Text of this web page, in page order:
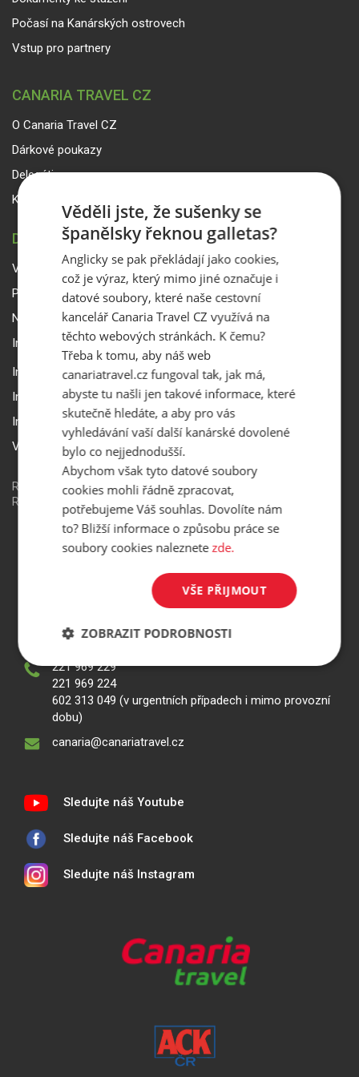
Prostor pro Vaše přání a
dotazy
Počasí na Kanárských ostrovech
Vstup pro partnery
CANARIA TRAVEL CZ
O Canaria Travel CZ
Dárkové poukazy
Delegáti
Kontakty
DŮLEŽITÉ INFORMACE
Všeobecné smluvní podmínky a reklamační řád
Přepravní podmínky Smartwings
Nastavení a ochrana soukromí
Informace k rezervaci zájezdu
Informace k pojištění
Informace k letecké přepravě
Informace k ubytování a pobytu
Volitelné doplňkové služby
Redakční systémis>content| Rezervační systém
Realizace
MagicWare
Po - Pá 09.00 - 17.30 hod.
Státní svátky zavřeno
221 969 229
221 969 224
602 313 049 (v urgentních případech i mimo provozní
dobu)
canaria@canariatravel.cz
Sledujte náš Youtube
Sledujte náš Facebook
Sledujte náš Instagram
Věděli jste, že sušenky se
španělsky řeknou galletas?
Anglicky se pak překládají jako cookies,
což je výraz, který mimo jiné označuje i
datové soubory, které naše cestovní
kancelář Canaria Travel CZ využívá na
těchto webových stránkách. K čemu?
Třeba k tomu, aby náš web
canariatravel.cz fungoval tak, jak má,
abyste tu našli jen takové informace, které
skutečně hledáte, a aby pro vás
vyhledávání vaší další kanárské dovolené
bylo co nejjednodušší.
Abychom však tyto datové soubory
cookies mohli řádně zpracovat,
potřebujeme Váš souhlas. Dovolíte nám
to? Bližší informace o způsobu práce se
soubory cookies naleznete zde.
VŠE PŘIJMOUT
ZOBRAZIT PODROBNOSTI